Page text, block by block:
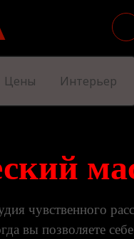
Цены Интерьер
чувственного
вы позволяете